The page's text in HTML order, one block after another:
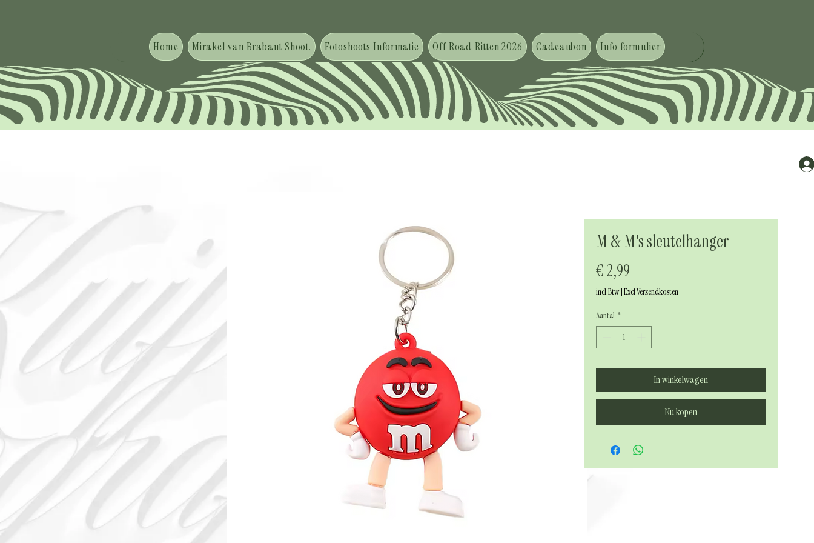
Home Mirakel van Brabant Shoot. Fotoshoots Informatie Off Road Ritten 2026 Cadeaubon Info formulier
M & M's sleutelhanger
€ 2,99
incl.Btw|Excl Verzendkosten
Aantal *
In winkelwagen
Nu kopen